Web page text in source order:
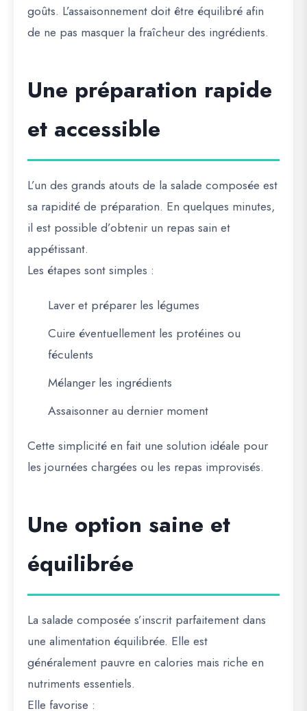
goûts. L’assaisonnement doit être équilibré afin
de ne pas masquer la fraîcheur des ingrédients.
Une préparation rapide
et accessible
L’un des grands atouts de la salade composée est
sa rapidité de préparation. En quelques minutes,
il est possible d’obtenir un repas sain et
appétissant.
Les étapes sont simples :
Laver et préparer les légumes
Cuire éventuellement les protéines ou
féculents
Mélanger les ingrédients
Assaisonner au dernier moment
Cette simplicité en fait une solution idéale pour
les journées chargées ou les repas improvisés.
Une option saine et
équilibrée
La salade composée s’inscrit parfaitement dans
une alimentation équilibrée. Elle est
généralement pauvre en calories mais riche en
nutriments essentiels.
Elle favorise :